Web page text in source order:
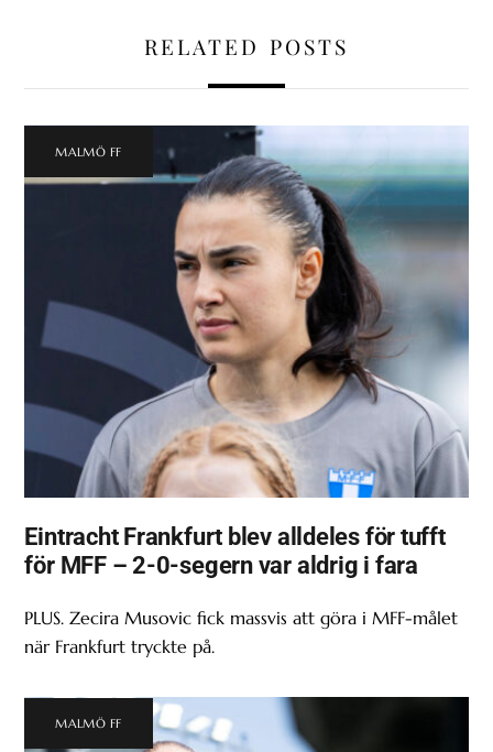
RELATED POSTS
MALMÖ FF
Eintracht Frankfurt blev alldeles för tufft
för MFF – 2-0-segern var aldrig i fara
PLUS. Zecira Musovic fick massvis att göra i MFF-målet
när Frankfurt tryckte på.
MALMÖ FF